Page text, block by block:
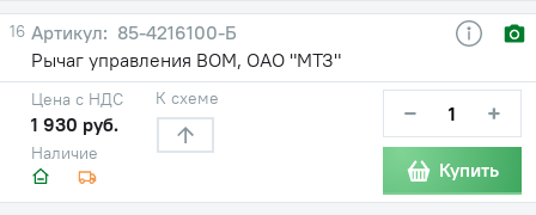
16
85-4216100-Б
Рычаг управления ВОМ, ОАО "МТЗ"
Наличие
Цена с НДС
1 930 руб.
К схеме − +
Купить